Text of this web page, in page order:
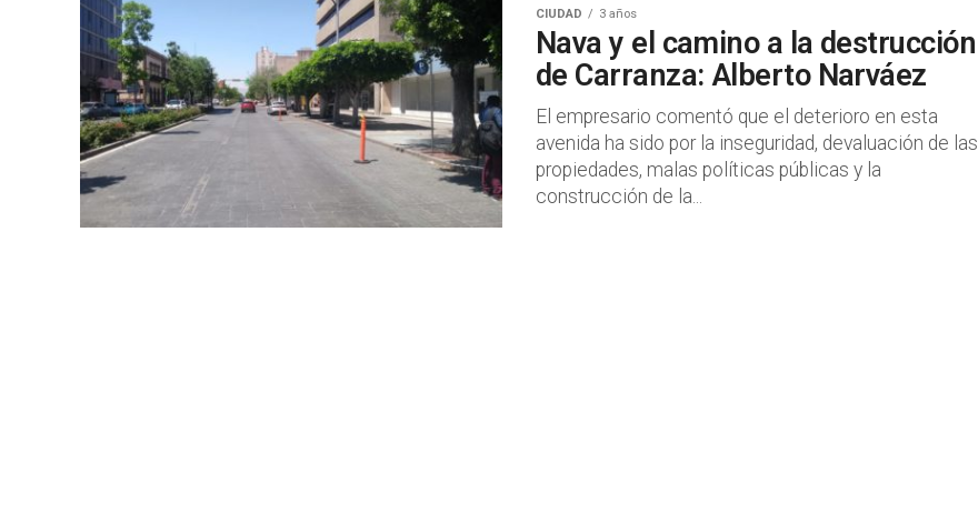
CIUDAD 3 años
Nava y el camino a la destrucción
de Carranza: Alberto Narváez
El empresario comentó que el deterioro en esta
avenida ha sido por la inseguridad, devaluación de las
propiedades, malas políticas públicas y la
construcción de la...